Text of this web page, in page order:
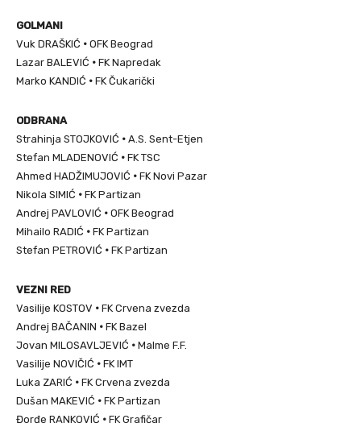
GOLMANI
Vuk DRAŠKIĆ • OFK Beograd
Lazar BALEVIĆ • FK Napredak
Marko KANDIĆ • FK Čukarički
ODBRANA
Strahinja STOJKOVIĆ • A.S. Sent-Etjen
Stefan MLADENOVIĆ • FK TSC
Ahmed HADŽIMUJOVIĆ • FK Novi Pazar
Nikola SIMIĆ • FK Partizan
Andrej PAVLOVIĆ • OFK Beograd
Mihailo RADIĆ • FK Partizan
Stefan PETROVIĆ • FK Partizan
VEZNI RED
Vasilije KOSTOV • FK Crvena zvezda
Andrej BAČANIN • FK Bazel
Jovan MILOSAVLJEVIĆ • Malme F.F.
Vasilije NOVIČIĆ • FK IMT
Luka ZARIĆ • FK Crvena zvezda
Dušan MAKEVIĆ • FK Partizan
Đorđe RANKOVIĆ • FK Grafičar